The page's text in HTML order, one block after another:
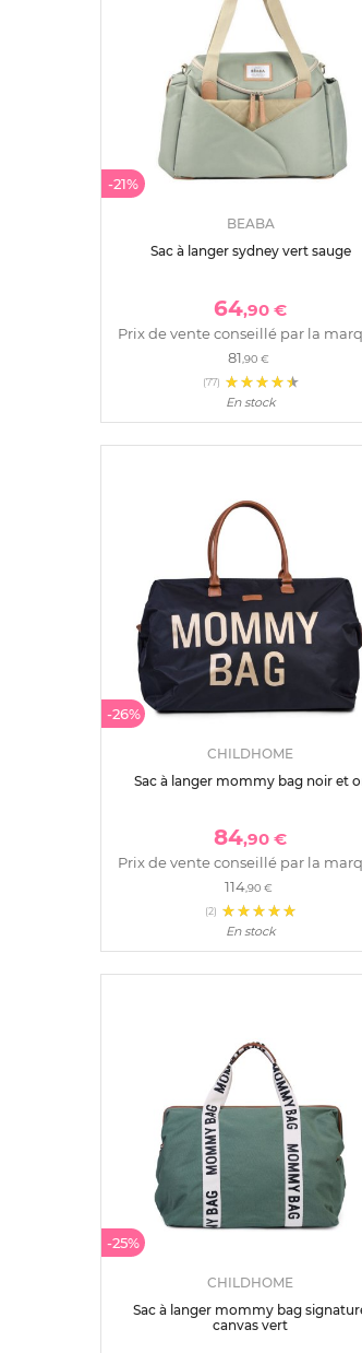
-21%
BEABA
Sac à langer sydney vert sauge
64,90 €
Prix de vente conseillé par la
81 ,90 €
(77)
En stock
-26%
CHILDHOME
Sac à langer mommy bag noir et
84,90 €
Prix de vente conseillé par la
114,90 €
(2)
En stock
-25%
CHILDHOME
Sac à langer mommy bag
canvas vert